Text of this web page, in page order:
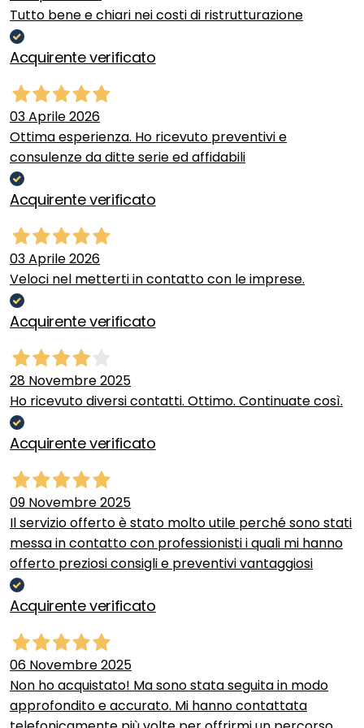
Tutto bene e chiari nei costi di ristrutturazione
Acquirente verificato
03 Aprile 2026
Ottima esperienza. Ho ricevuto preventivi e
consulenze da ditte serie ed affidabili
Acquirente verificato
03 Aprile 2026
Veloci nel metterti in contatto con le imprese.
Acquirente verificato
28 Novembre 2025
Ho ricevuto diversi contatti. Ottimo. Continuate così.
Acquirente verificato
09 Novembre 2025
Il servizio offerto è stato molto utile perché sono stati
messa in contatto con professionisti i quali mi hanno
offerto preziosi consigli e preventivi vantaggiosi
Acquirente verificato
06 Novembre 2025
Non ho acquistato! Ma sono stata seguita in modo
approfondito e accurato. Mi hanno contattata